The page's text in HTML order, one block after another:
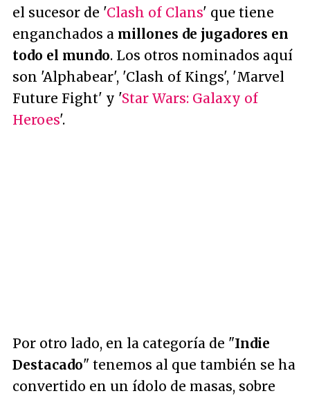
el sucesor de 'Clash of Clans' que tiene
enganchados a millones de jugadores en
todo el mundo. Los otros nominados aquí
son 'Alphabear', 'Clash of Kings', 'Marvel
Future Fight' y 'Star Wars: Galaxy of
Heroes'.
Por otro lado, en la categoría de "Indie
Destacado" tenemos al que también se ha
convertido en un ídolo de masas, sobre